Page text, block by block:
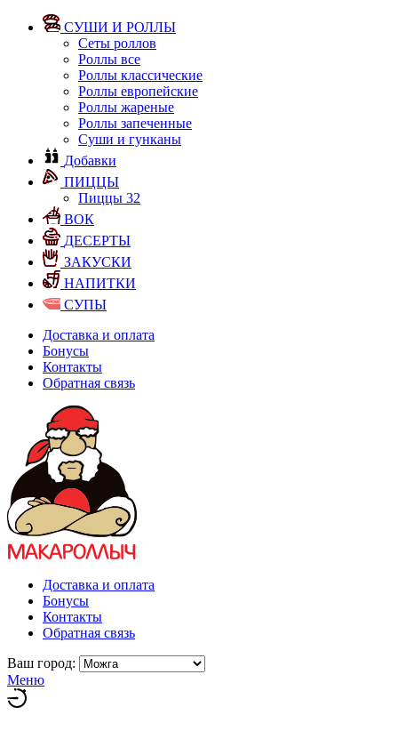
СУШИ И РОЛЛЫ
Сеты роллов
Роллы все
Роллы классические
Роллы европейские
Роллы жареные
Роллы запеченные
Суши и гунканы
Добавки
ПИЦЦЫ
Пиццы 32
ВОК
ДЕСЕРТЫ
ЗАКУСКИ
НАПИТКИ
СУПЫ
Доставка и оплата
Бонусы
Контакты
Обратная связь
Доставка и оплата
Бонусы
Контакты
Обратная связь
Ваш город:
Меню